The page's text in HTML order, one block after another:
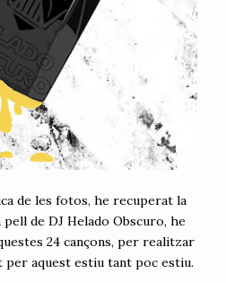
de les fotos, he recuperat la
de DJ Helado Obscuro, he
24 cançons, per realitzar
per aquest estiu tant poc estiu.